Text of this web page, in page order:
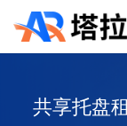
共享托盘